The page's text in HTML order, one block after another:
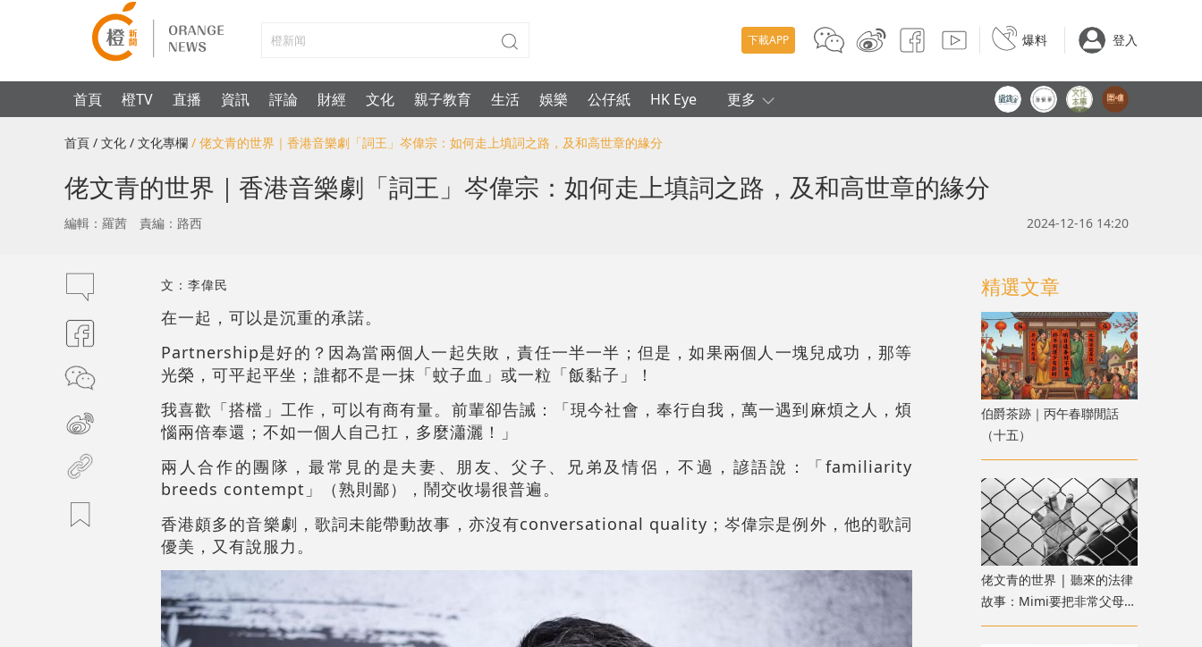
下載APP 爆料 登入
首頁 橙TV 直播 資訊 評論 財經 文化 親子教育 生活 娛樂 公仔紙 HK Eye 更多
首頁 / 文化 / 文化專欄 / 佬文青的世界｜香港音樂劇「詞王」岑偉宗：如何走上填詞之路，及和高世章的緣分
佬文青的世界｜香港音樂劇「詞王」岑偉宗：如何走上填詞之路，及和高世章的緣分
編輯：羅茜 責編：路西 2024-12-16 14:20
文：李偉民
在一起，可以是沉重的承諾。
Partnership是好的？因為當兩個人一起失敗，責任一半一半；但是，如果兩個人一塊兒成功，那等
光榮，可平起平坐；誰都不是一抹「蚊子血」或一粒「飯黏子」！
我喜歡「搭檔」工作，可以有商有量。前輩卻告誡：「現今社會，奉行自我，萬一遇到麻煩之人，煩
惱兩倍奉還；不如一個人自己扛，多麼瀟灑！」
兩人合作的團隊，最常見的是夫妻、朋友、父子、兄弟及情侶，不過，諺語說：「familiarity
breeds contempt」（熟則鄙），鬧交收場很普遍。
香港頗多的音樂劇，歌詞未能帶動故事，亦沒有conversational quality；岑偉宗是例外，他的歌詞
優美，又有說服力。
精選文章
伯爵茶跡｜丙午春聯閒話
（十五）
佬文青的世界 | 聽來的法律
故事：Mimi要把非常父母送
進監獄：惡魔父母？還是邪